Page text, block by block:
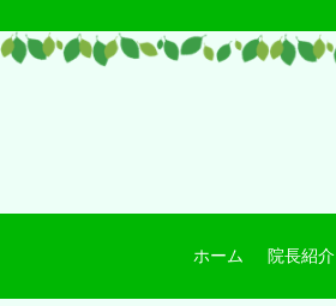
ホーム 院長紹介